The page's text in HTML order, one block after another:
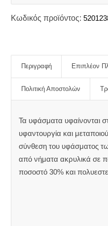
Κωδικός προϊόντος:
Περιγραφή Επιπλέον
Πολιτική Αποστολών
Τα υφάσματα υφαίνονται
υφαντουργία και
σύνθεση του υφάσματος
από νήματα ακρυλικά σε
ποσοστό 30% και